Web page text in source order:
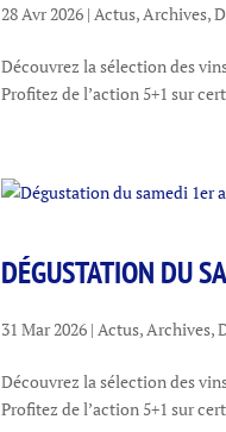
28 Avr 2026 | Actus, Archives,
Découvrez la sélection des
Profitez de l’action 5+1 sur
DÉGUSTATION DU
31 Mar 2026 | Actus, Archives,
Découvrez la sélection des
Profitez de l’action 5+1 sur